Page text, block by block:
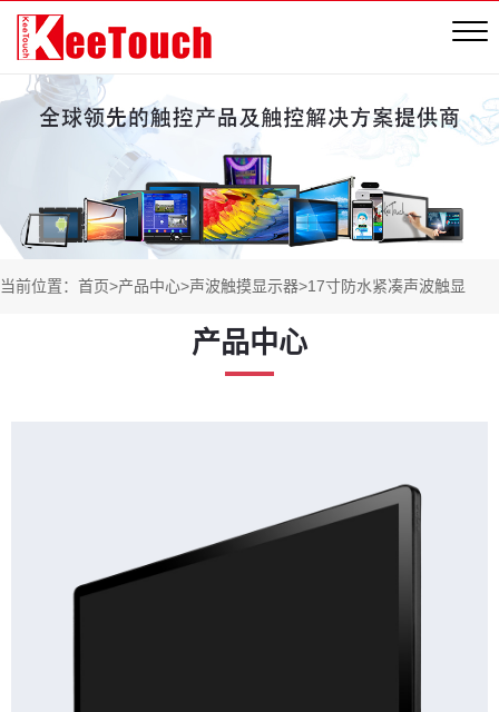
当前位置： 首页>产品中心>声波触摸显示器>17寸防水紧凑声波触显
产品中心